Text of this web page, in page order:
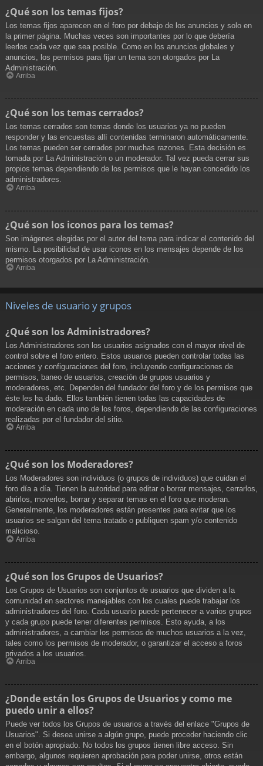
¿Qué son los temas fijos?
Los temas fijos aparecen en el foro por debajo de los anuncios y solo en
la primer página. Muchas veces son importantes por lo que debería
leerlos cada vez que sea posible. Como en los anuncios globales y
anuncios, los permisos para fijar un tema son otorgados por La
Administración.
Arriba
¿Qué son los temas cerrados?
Los temas cerrados son temas donde los usuarios ya no pueden
responder y las encuestas allí contenidas terminaron automáticamente.
Los temas pueden ser cerrados por muchas razones. Esta decisión es
tomada por La Administración o un moderador. Tal vez pueda cerrar sus
propios temas dependiendo de los permisos que le hayan concedido los
administradores.
Arriba
¿Qué son los iconos para los temas?
Son imágenes elegidas por el autor del tema para indicar el contenido del
mismo. La posibilidad de usar iconos en los mensajes depende de los
permisos otorgados por La Administración.
Arriba
Niveles de usuario y grupos
¿Qué son los Administradores?
Los Administradores son los usuarios asignados con el mayor nivel de
control sobre el foro entero. Estos usuarios pueden controlar todas las
acciones y configuraciones del foro, incluyendo configuraciones de
permisos, baneo de usuarios, creación de grupos usuarios y
moderadores, etc. Dependen del fundador del foro y de los permisos que
éste les ha dado. Ellos también tienen todas las capacidades de
moderación en cada uno de los foros, dependiendo de las configuraciones
realizadas por el fundador del sitio.
Arriba
¿Qué son los Moderadores?
Los Moderadores son individuos (o grupos de individuos) que cuidan el
foro día a día. Tienen la autoridad para editar o borrar mensajes, cerrarlos,
abrirlos, moverlos, borrar y separar temas en el foro que moderan.
Generalmente, los moderadores están presentes para evitar que los
usuarios se salgan del tema tratado o publiquen spam y/o contenido
malicioso.
Arriba
¿Qué son los Grupos de Usuarios?
Los Grupos de Usuarios son conjuntos de usuarios que dividen a la
comunidad en sectores manejables con los cuales puede trabajar los
administradores del foro. Cada usuario puede pertenecer a varios grupos
y cada grupo puede tener diferentes permisos. Esto ayuda, a los
administradores, a cambiar los permisos de muchos usuarios a la vez,
tales como los permisos de moderador, o garantizar el acceso a foros
privados a los usuarios.
Arriba
¿Donde están los Grupos de Usuarios y como me
puedo unir a ellos?
Puede ver todos los Grupos de usuarios a través del enlace "Grupos de
Usuarios". Si desea unirse a algún grupo, puede proceder haciendo clic
en el botón apropiado. No todos los grupos tienen libre acceso. Sin
embargo, algunos requieren aprobación para poder unirse, otros están